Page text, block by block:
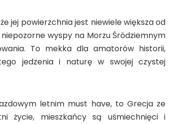
jej powierzchnia jest niewiele większa od
wyspy na Morzu Śródziemnym
To mekka dla amatorów historii,
jedzenia i naturę w swojej czystej
letnim must have, to Grecja ze
życie, mieszkańcy są uśmiechnięci i